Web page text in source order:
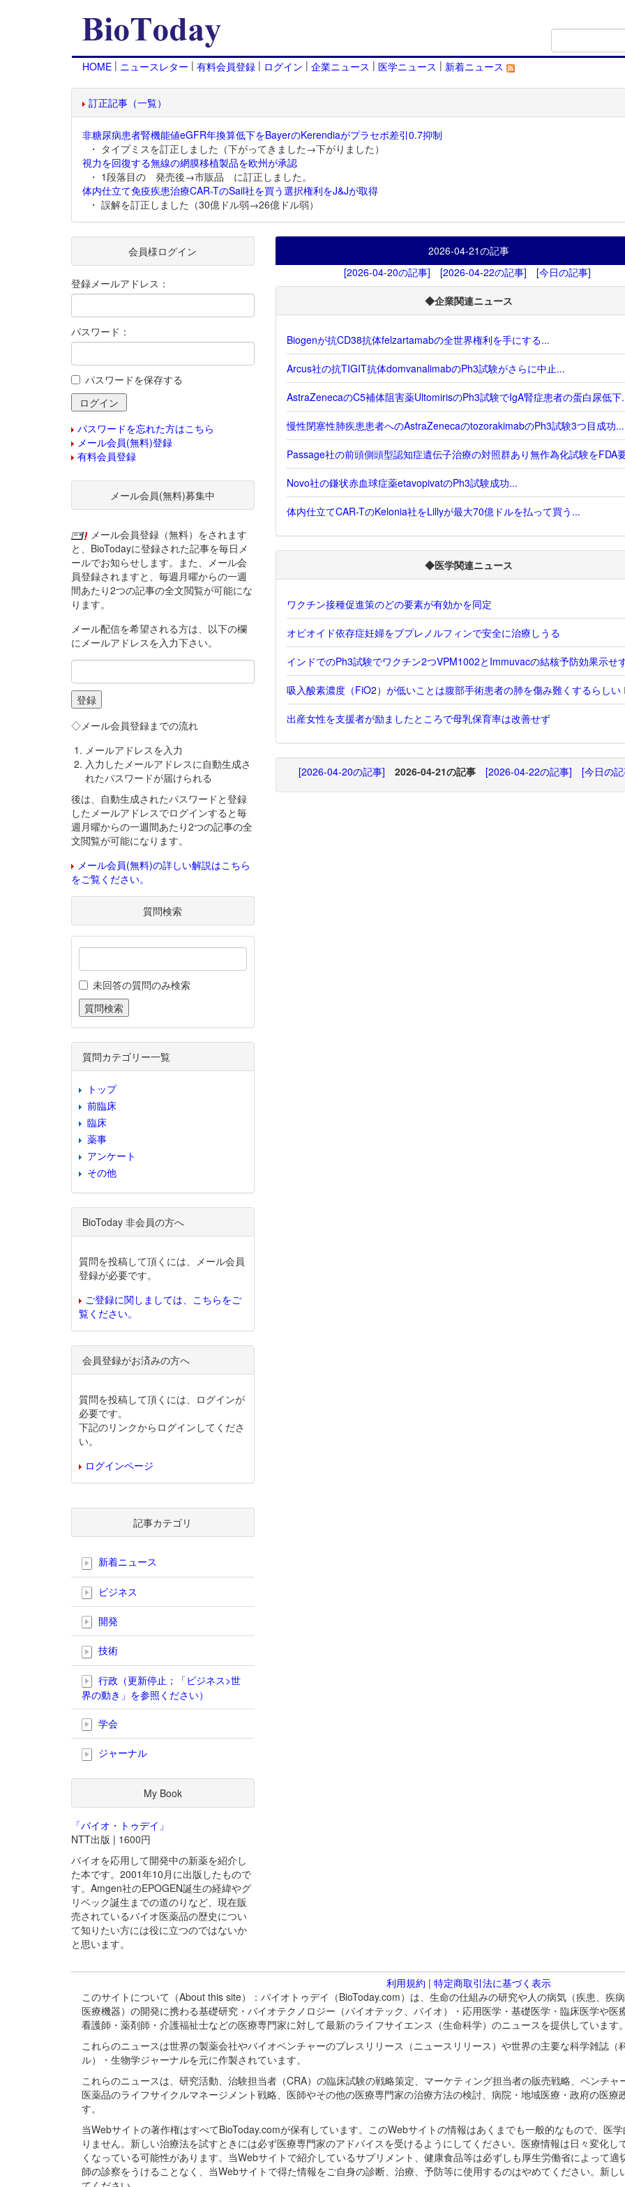
HOME | ニュースレター | 有料会員登録 | ログイン | 企業ニュース | 医学ニュース | 新着ニュース
訂正記事（一覧）
非糖尿病患者腎機能値eGFR年換算低下をBayerのKerendiaがプラセボ差引0.7抑制
・ タイプミスを訂正しました（下がってきました→下がりました）
視力を回復する無線の網膜移植製品を欧州が承認
・ 1段落目の 発売後→市販品 に訂正しました。
体内仕立て免疫疾患治療CAR-TのSail社を買う選択権利をJ&Jが取得
・ 誤解を訂正しました（30億ドル弱→26億ドル弱）
2026-04-21の記事
[2026-04-20の記事]
[2026-04-22の記事] [今日の記事]
◆企業関連ニュース
Biogenが抗CD38抗体felzartamabの全世界権利を手にする...
Arcus社の抗TIGIT抗体domvanalimabのPh3試験がさらに中止...
AstraZenecaのC5補体阻害薬UltomirisのPh3試験でIgA腎症患者の蛋白尿低下
慢性閉塞性肺疾患患者へのAstraZenecaのtozorakimabのPh3試験3つ目成功...
Passage社の前頭側頭型認知症遺伝子治療の対照群あり無作為化試験をFDA
Novo社の鎌状赤血球症薬etavopivatのPh3試験成功...
体内仕立てCAR-TのKelonia社をLillyが最大70億ドルを払って買う...
◆医学関連ニュース
ワクチン接種促進策のどの要素が有効かを同定
オピオイド依存症妊婦をブプレノルフィンで安全に治療しうる
インドでのPh3試験でワクチン2つVPM1002とImmuvacの結核予防効果示せ
吸入酸素濃度（FiO2）が低いことは腹部手術患者の肺を傷み難くするらしい
出産女性を支援者が励ましたところで母乳保育率は改善せず
[2026-04-20の記事] 2026-04-21の記事 [2026-04-22の記事] [今日の
会員様ログイン
登録メールアドレス：
パスワード：
パスワードを保存する
パスワードを忘れた方はこちら
メール会員(無料)登録
有料会員登録
メール会員(無料)募集中
メール会員登録（無料）をされます
と、BioTodayに登録された記事を毎日メ
ールでお知らせします。また、メール会
員登録されますと、毎週月曜からの一週
間あたり2つの記事の全文閲覧が可能にな
ります。
メール配信を希望される方は、以下の欄
にメールアドレスを入力下さい。
◇メール会員登録までの流れ
メールアドレスを入力
入力したメールアドレスに自動生成さ
れたパスワードが届けられる
後は、自動生成されたパスワードと登録
したメールアドレスでログインすると毎
週月曜からの一週間あたり2つの記事の全
文閲覧が可能になります。
メール会員(無料)の詳しい解説はこちら
をご覧ください。
質問検索
未回答の質問のみ検索
質問カテゴリー一覧
トップ
前臨床
臨床
薬事
アンケート
その他
BioToday 非会員の方へ
質問を投稿して頂くには、メール会員
登録が必要です。
ご登録に関しましては、こちらをご
覧ください。
会員登録がお済みの方へ
質問を投稿して頂くには、ログインが
必要です。
下記のリンクからログインしてくださ
い。
ログインページ
記事カテゴリ
新着ニュース
ビジネス
開発
技術
行政（更新停止；「ビジネス>世
界の動き」を参照ください）
学会
ジャーナル
My Book
「バイオ・トゥデイ」
NTT出版 | 1600円
バイオを応用して開発中の新薬を紹介し
た本です。2001年10月に出版したもので
す。Amgen社のEPOGEN誕生の経緯やグ
リベック誕生までの道のりなど、現在販
売されているバイオ医薬品の歴史につい
て知りたい方には役に立つのではないか
と思います。
利用規約 | 特定商取引法に基づく表示
このサイトについて（About this site）：バイオトゥデイ（BioToday.com）は、生命の仕組みの研究や人の病気（疾患、疾
医療機器）の開発に携わる基礎研究・バイオテクノロジー（バイオテック、バイオ）・応用医学・基礎医学・臨床医学や医
看護師・薬剤師・介護福祉士などの医療専門家に対して最新のライフサイエンス（生命科学）のニュースを提供しています。
これらのニュースは世界の製薬会社やバイオベンチャーのプレスリリース（ニュースリリース）や世界の主要な科学雑誌
ル）・生物学ジャーナルを元に作製されています。
これらのニュースは、研究活動、治験担当者（CRA）の臨床試験の戦略策定、マーケティング担当者の販売戦略、ベンチャ
医薬品のライフサイクルマネージメント戦略、医師やその他の医療専門家の治療方法の検討、病院・地域医療・政府の医
す。
当Webサイトの著作権はすべてBioToday.comが保有しています。このWebサイトの情報はあくまでも一般的なもので、医
りません。新しい治療法を試すときには必ず医療専門家のアドバイスを受けるようにしてください。医療情報は日々変化
くなっている可能性があります。当Webサイトで紹介しているサプリメント、健康食品等は必ずしも厚生労働省によって
師の診察をうけることなく、当Webサイトで得た情報をご自身の診断、治療、予防等に使用するのはやめてください。新